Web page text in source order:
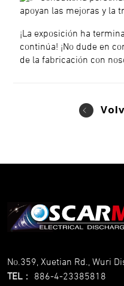
apoyan las mejoras y la
¡La exposición ha
continúa! ¡No dude en
de la fabricación con
No.359, Xuetian Rd., Wuri
TEL： 886-4-23385818